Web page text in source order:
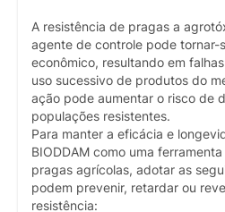
A resistência de pragas a
agente de controle pode tornar-
econômico, resultando em
uso sucessivo de produtos do
ação pode aumentar o risco de
populações resistentes.
Para manter a eficácia e
BIODDAM como uma
pragas agrícolas, adotar as
podem prevenir, retardar ou
resistência: